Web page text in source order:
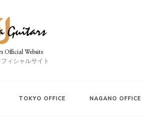
Official Website
ィシャルサイト
TOKYO OFFICE NAGANO OFFICE